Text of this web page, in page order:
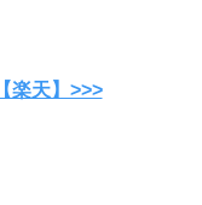
楽天】>>>